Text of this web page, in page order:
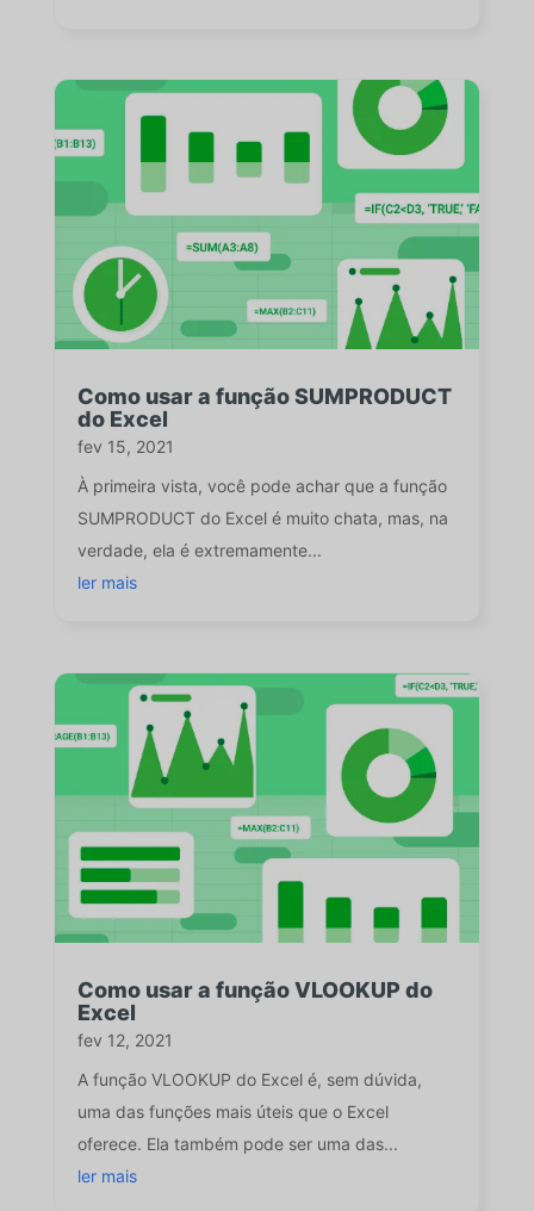
Como usar a função SUMPRODUCT
do Excel
fev 15, 2021
À primeira vista, você pode achar que a função
SUMPRODUCT do Excel é muito chata, mas, na
verdade, ela é extremamente...
ler mais
Como usar a função VLOOKUP do
Excel
fev 12, 2021
A função VLOOKUP do Excel é, sem dúvida,
uma das funções mais úteis que o Excel
oferece. Ela também pode ser uma das...
ler mais